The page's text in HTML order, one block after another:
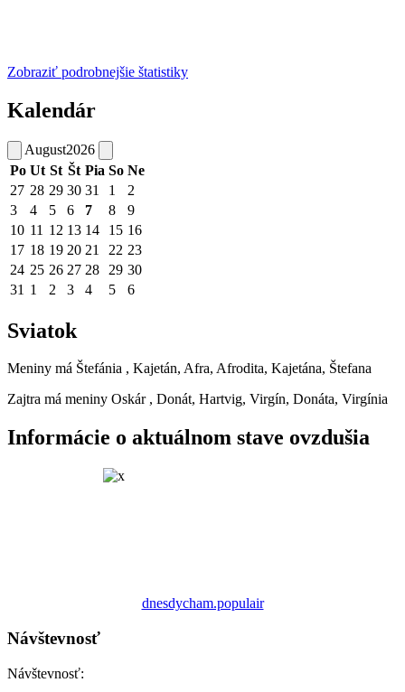
Zobraziť podrobnejšie štatistiky
Kalendár
August2026
Po Ut St Št Pia So Ne
27 28 29 30 31 1
2
3
4 5 6 7 8
9
10 11 12 13 14 15 16
17 18 19 20 21 22 23
24 25 26 27 28 29 30
31 1 2 3 4 5 6
Sviatok
Meniny má Štefánia , Kajetán, Afra, Afrodita, Kajetána, Štefana
Zajtra má meniny Oskár , Donát, Hartvig, Virgín, Donáta, Virgínia
Informácie o aktuálnom stave ovzdušia
dnesdycham.populair
Návštevnosť
Návštevnosť: